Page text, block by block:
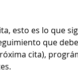
esto es lo que
que
cita),